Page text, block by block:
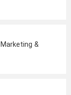
&